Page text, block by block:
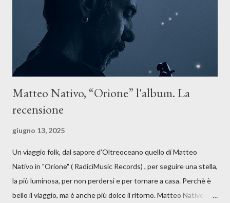
dichiarazione d’intenti: Cico Messina apre il suo nuovo percorso
artistico con una composizi...
Matteo Nativo, “Orione” l'album. La
recensione
giugno 13, 2025
Un viaggio folk, dal sapore d'Oltreoceano quello di Matteo
Nativo in "Orione" ( RadiciMusic Records) , per seguire una stella,
la più luminosa, per non perdersi e per tornare a casa. Perchè è
bello il viaggio, ma è anche più dolce il ritorno. Matteo Nativo per